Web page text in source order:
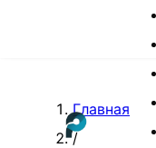
Главная
/